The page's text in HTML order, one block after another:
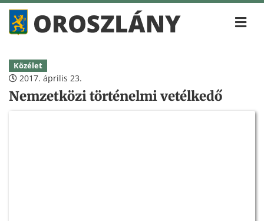
Közélet
2017. április 23.
Nemzetközi történelmi vetélkedő